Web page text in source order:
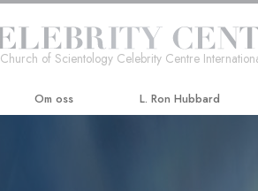
Church of Scientology Celebrity Centre
Om oss L. Ron Hubbard